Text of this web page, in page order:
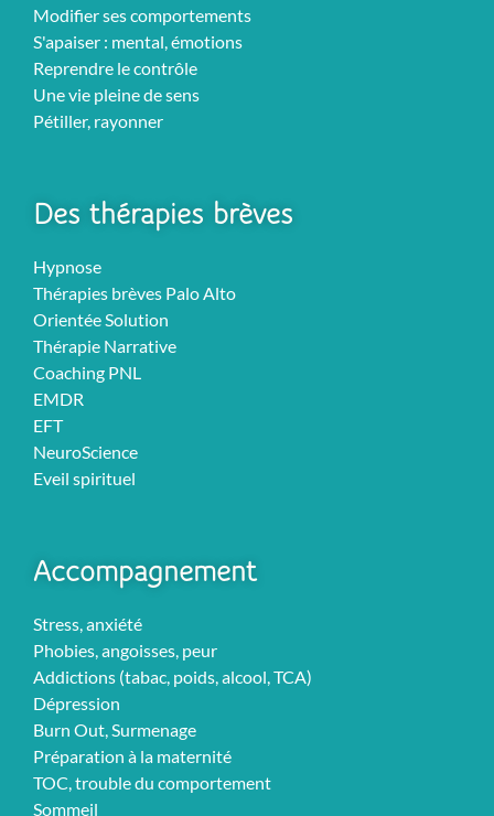
Modifier ses comportements
S'apaiser : mental, émotions
Reprendre le contrôle
Une vie pleine de sens
Pétiller, rayonner
Des thérapies brèves
Hypnose
Thérapies brèves Palo Alto
Orientée Solution
Thérapie Narrative
Coaching PNL
EMDR
EFT
NeuroScience
Eveil spirituel
Accompagnement
Stress, anxiété
Phobies, angoisses, peur
Addictions (tabac, poids, alcool, TCA)
Dépression
Burn Out, Surmenage
Préparation à la maternité
TOC, trouble du comportement
Sommeil